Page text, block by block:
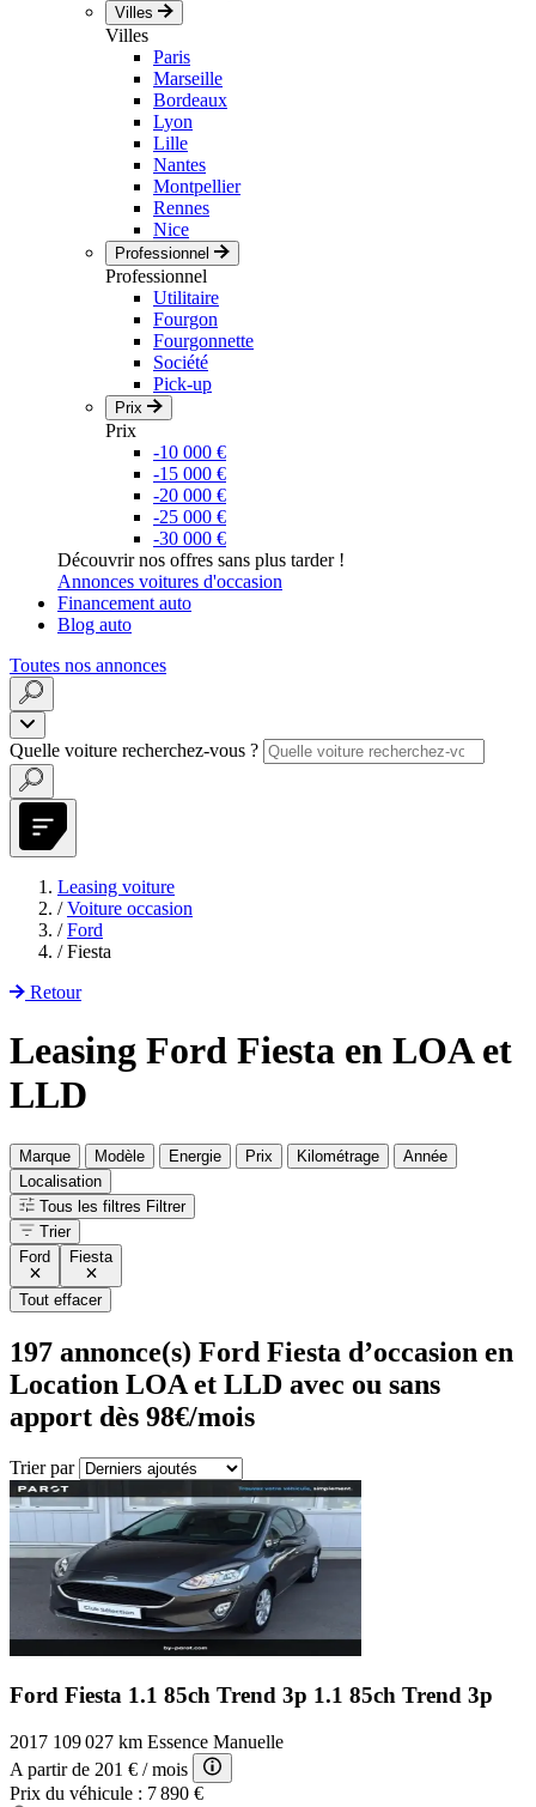
Villes
Villes
Paris
Marseille
Bordeaux
Lyon
Lille
Nantes
Montpellier
Rennes
Nice
Professionnel
Professionnel
Utilitaire
Fourgon
Fourgonnette
Société
Pick-up
Prix
Prix
-10 000 €
-15 000 €
-20 000 €
-25 000 €
-30 000 €
Découvrir nos offres sans plus tarder !
Annonces voitures d'occasion
Financement auto
Blog auto
Toutes nos annonces
Quelle voiture recherchez-vous ?
Leasing voiture
/ Voiture occasion
/ Ford
/ Fiesta
Retour
Leasing Ford Fiesta en LOA et
LLD
Marque Modèle Energie Prix Kilométrage
Année
Localisation
Tous les filtres Filtrer
Trier
Ford
Fiesta
Tout effacer
197 annonce(s) Ford Fiesta d’occasion en
Location LOA et LLD avec ou sans
apport dès 98€/mois
Trier par
Ford Fiesta 1.1 85ch Trend 3p 1.1 85ch Trend 3p
2017 109 027 km Essence Manuelle
A partir de 201 € / mois
Prix du véhicule : 7 890 €